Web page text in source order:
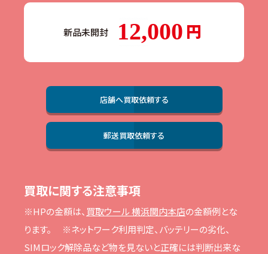
新品未開封 12,000
店舗へ買取依頼する
郵送買取依頼する
買取に関する注意事項
※HPの⾦額は、 買取ウール 横浜関内本店の⾦額例とな
ります。
※ネットワーク利⽤判定、バッテリーの劣化、
SIMロック解除品など物を⾒ないと正確には判断出来な